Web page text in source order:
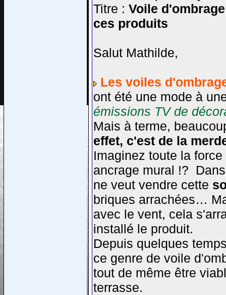
Titre : Voile
ces produits
Salut Mathilde,
Les voiles
ont été une mode à
émissions TV de
Mais à terme,
effet, c'est de la
Imaginez toute la
ancrage mural !?
ne veut vendre cette
briques arrachées…
avec le vent, cela
installé le produit.
Depuis quelques
ce genre de voile
tout de même être
terrasse.